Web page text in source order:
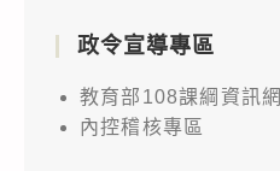
政令宣導專區
教育部108課綱資訊網
內控稽核專區